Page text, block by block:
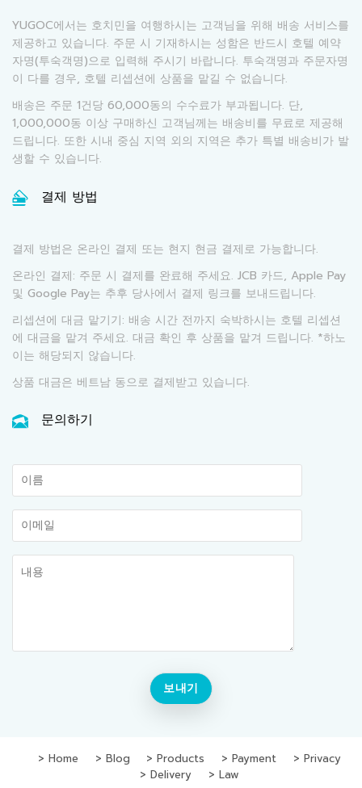
YUGOC에서는 호치민을 여행하시는 고객님을 위해 배송 서비스를
제공하고 있습니다. 주문 시 기재하시는 성함은 반드시 호텔 예약
자명(투숙객명)으로 입력해 주시기 바랍니다. 투숙객명과 주문자명
이 다를 경우, 호텔 리셉션에 상품을 맡길 수 없습니다.
배송은 주문 1건당 60,000동의 수수료가 부과됩니다. 단,
1,000,000동 이상 구매하신 고객님께는 배송비를 무료로 제공해
드립니다. 또한 시내 중심 지역 외의 지역은 추가 특별 배송비가 발
생할 수 있습니다.
결제 방법
결제 방법은 온라인 결제 또는 현지 현금 결제로 가능합니다.
온라인 결제: 주문 시 결제를 완료해 주세요. JCB 카드, Apple Pay
및 Google Pay는 추후 당사에서 결제 링크를 보내드립니다.
리셉션에 대금 맡기기: 배송 시간 전까지 숙박하시는 호텔 리셉션
에 대금을 맡겨 주세요. 대금 확인 후 상품을 맡겨 드립니다. *하노
이는 해당되지 않습니다.
상품 대금은 베트남 동으로 결제받고 있습니다.
문의하기
Home Blog Products Payment
Privacy
Delivery
Law